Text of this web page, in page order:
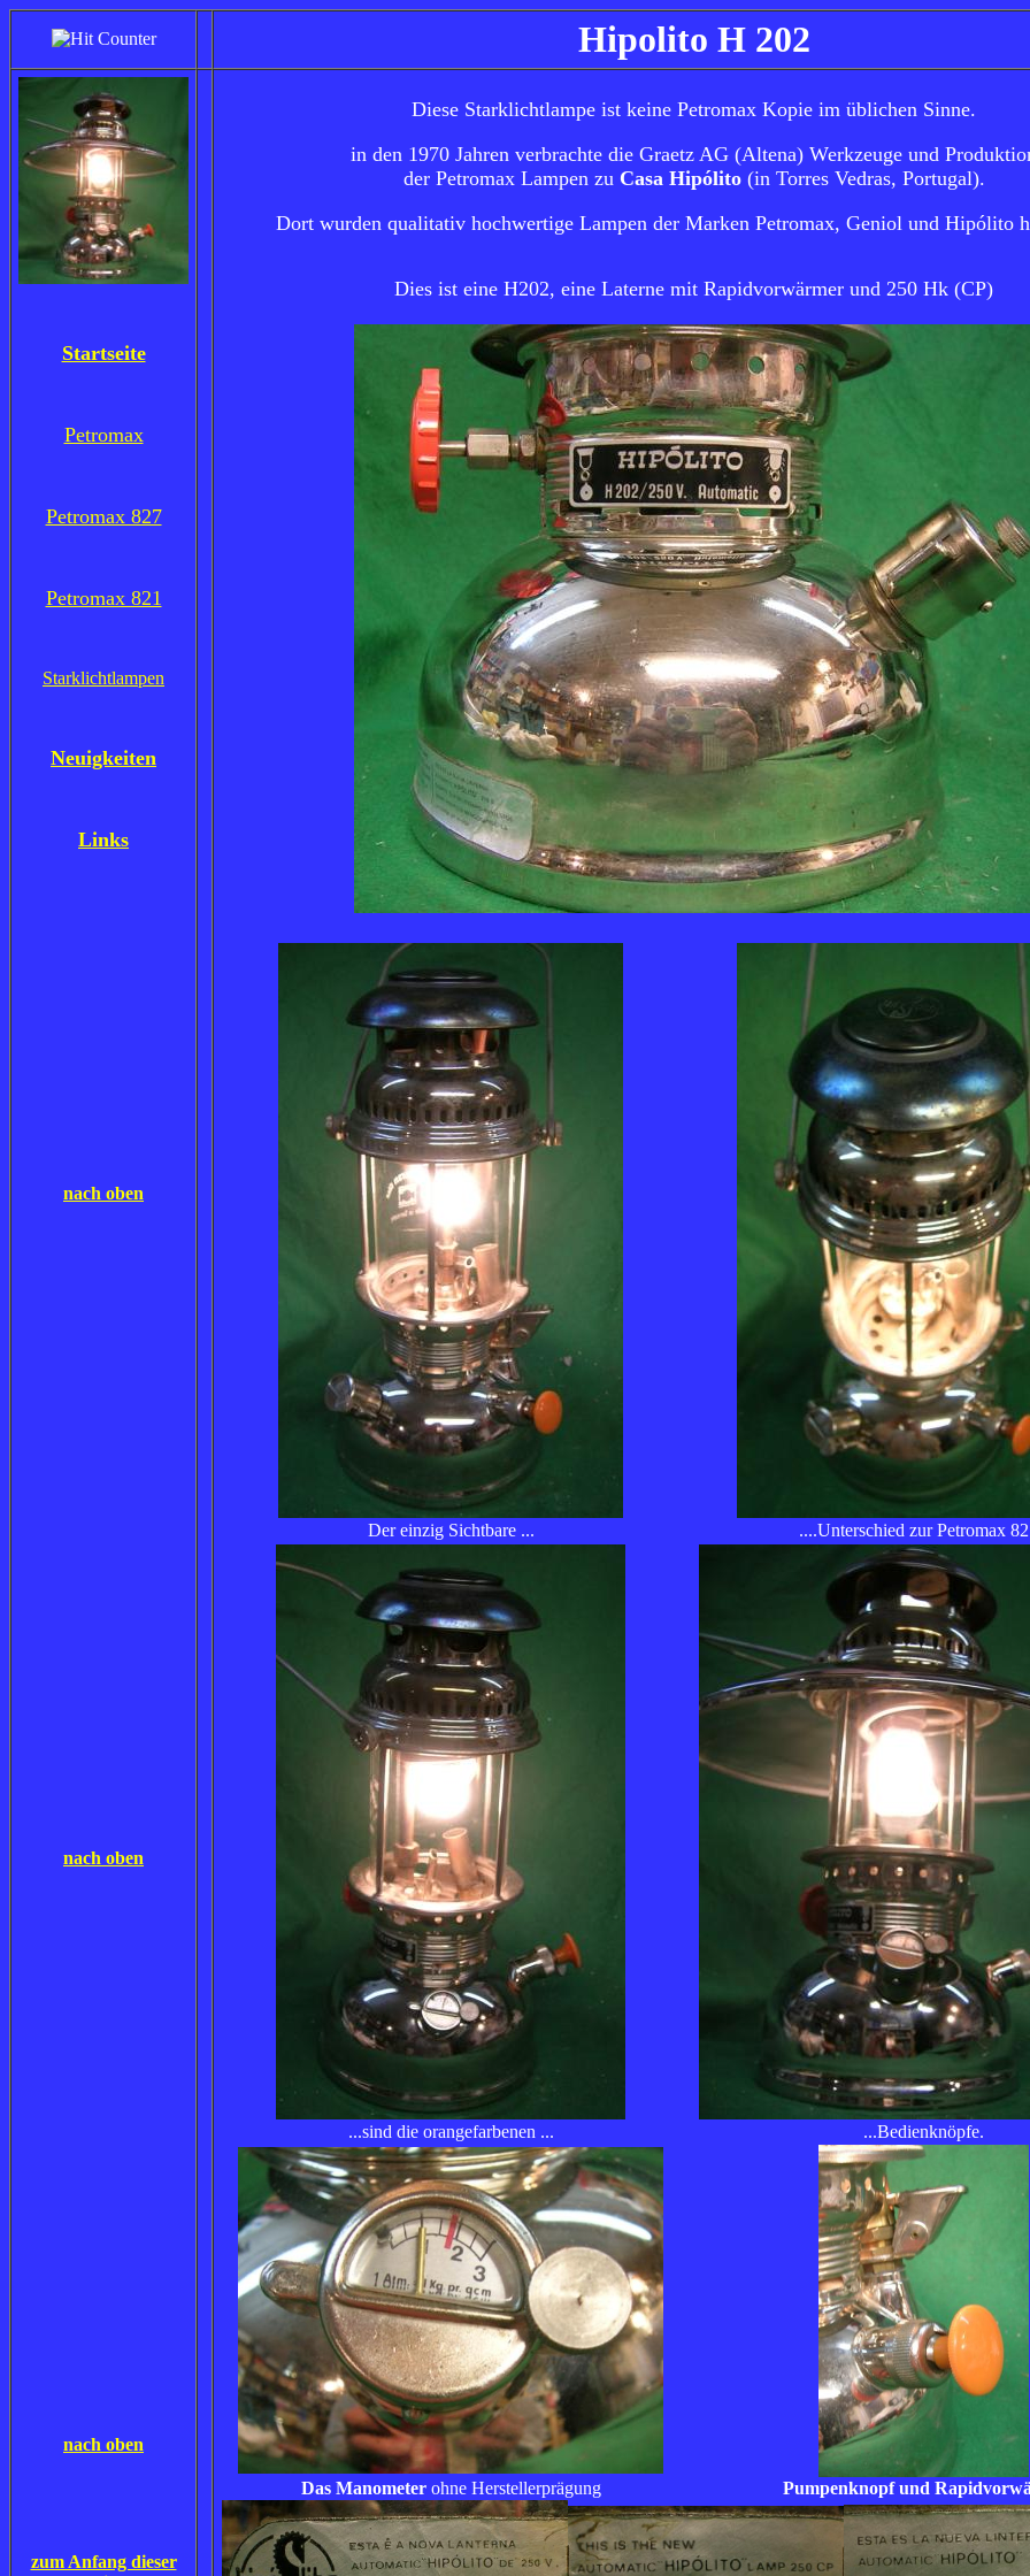
Hipolito H 202
Startseite
Petromax
Petromax 827
Petromax 821
Starklichtlampen
Neuigkeiten
Links
nach oben
nach oben
nach oben
zum Anfang dieser
Diese Starklichtlampe ist keine Petromax Kopie im üblichen Sinne.
in den 1970 Jahren verbrachte die Graetz AG (Altena) Werkzeuge und
der Petromax Lampen zu Casa Hipólito (in Torres Vedras, Portugal).
Dort wurden qualitativ hochwertige Lampen der Marken Petromax, Geniol und Hipólito
Dies ist eine H202, eine Laterne mit Rapidvorwärmer und 250 Hk (CP)
Der einzig Sichtbare ... ....Unterschied zur Petromax
...sind die orangefarbenen ... ...Bedienknöpfe.
Das Manometer ohne Herstellerprägung Pumpenknopf und